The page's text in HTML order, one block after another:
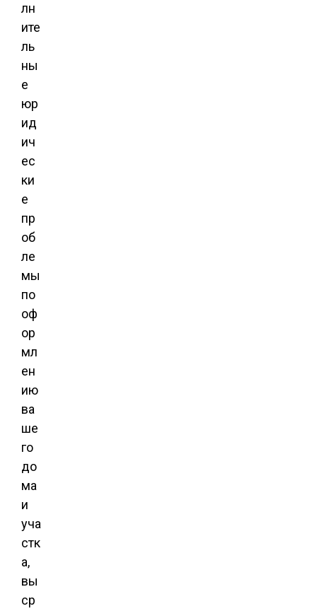
лн
ите
ль
ны
е
юр
ид
ич
ес
ки
е
пр
об
ле
мы
по
оф
ор
мл
ен
ию
ва
ше
го
до
ма
и
уча
стк
а,
вы
ср